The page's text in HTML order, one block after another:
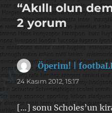
“Akıllı olun
2 yorum
Öperim! |
24 Kasım 2012, 15:17
[…] sonu Scholes’un